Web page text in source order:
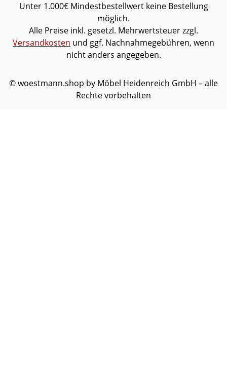
Unter 1.000€ Mindestbestellwert keine Bestellung
möglich.
Alle Preise inkl. gesetzl. Mehrwertsteuer zzgl.
Versandkosten und ggf. Nachnahmegebühren, wenn
nicht anders angegeben.
© woestmann.shop by Möbel Heidenreich GmbH – alle
Rechte vorbehalten